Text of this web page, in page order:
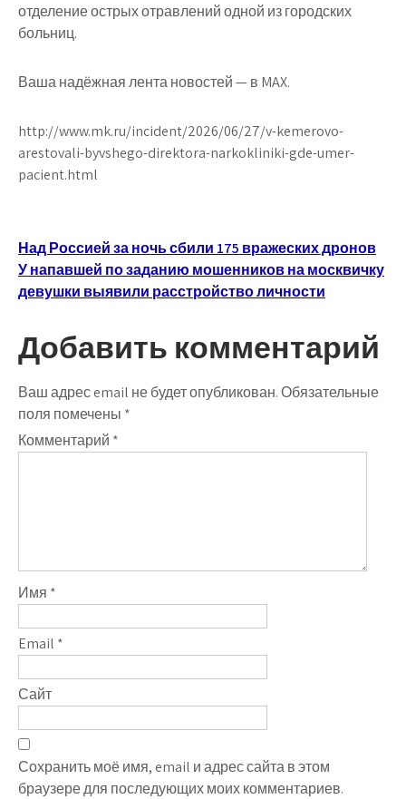
отделение острых отравлений одной из городских
больниц.
Ваша надёжная лента новостей — в MAX.
http://www.mk.ru/incident/2026/06/27/v-kemerovo-
arestovali-byvshego-direktora-narkokliniki-gde-umer-
pacient.html
Навигация
по
Над Россией за ночь сбили 175 вражеских дронов
У напавшей по заданию мошенников на москвичку
девушки выявили расстройство личности
Добавить комментарий
Ваш адрес email не будет опубликован.Обязательные
поля помечены *
Комментарий *
Имя *
Email *
Сайт
Сохранить моё имя, email и адрес сайта в этом
браузере для последующих моих комментариев.